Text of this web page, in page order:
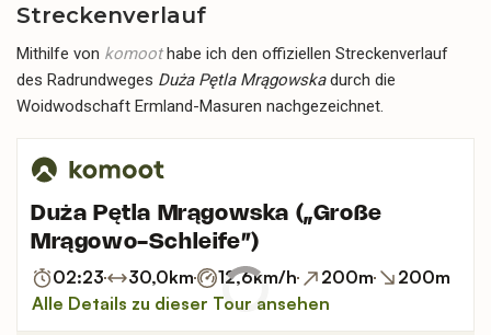
Streckenverlauf
Mithilfe von komoothabe ich den offiziellen Streckenverlauf
des Radrundweges Duża Pętla Mrągowskadurch die
Woidwodschaft Ermland-Masuren nachgezeichnet.